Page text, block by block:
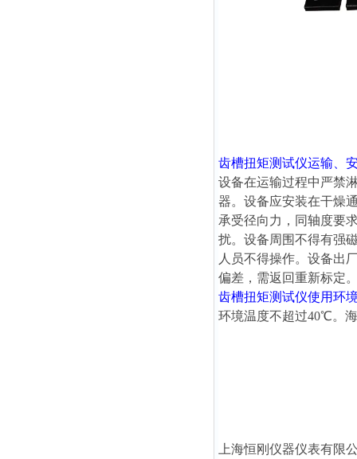
齿槽扭矩测试仪运输、
设备在运输过程中严禁
器。设备应安装在干燥
承受径向力，同轴度要
扰。设备周围不得有强
人员不得操作。设备出
偏差，需返回重新标定
齿槽扭矩测试仪使用环
环境温度不超过40℃。
上海恒刚仪器仪表有限